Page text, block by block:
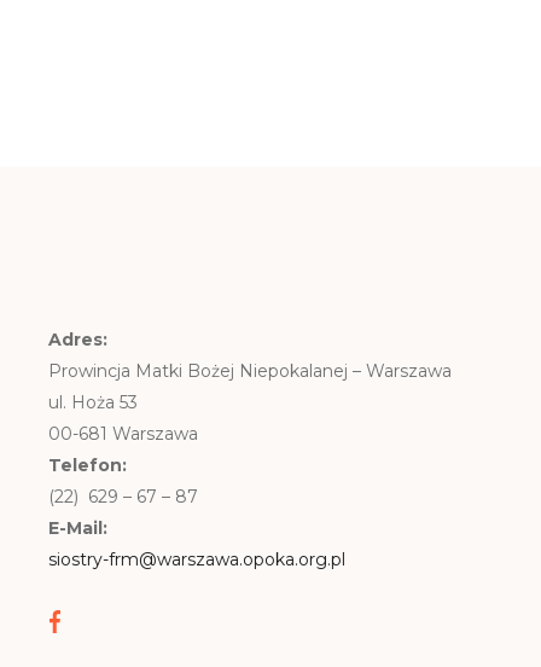
Adres:
Prowincja Matki Bożej Niepokalanej – Warszawa
ul. Hoża 53
00-681 Warszawa
Telefon:
(22) 629 – 67 – 87
E-Mail:
siostry-frm@warszawa.opoka.org.pl